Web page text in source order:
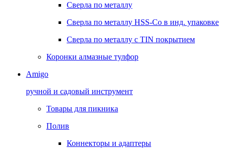
Сверла по металлу
Сверла по металлу HSS-Co в инд. упаковке
Сверла по металлу с TIN покрытием
Коронки алмазные тулфор
Amigo
ручной и садовый инструмент
Товары для пикника
Полив
Коннекторы и адаптеры